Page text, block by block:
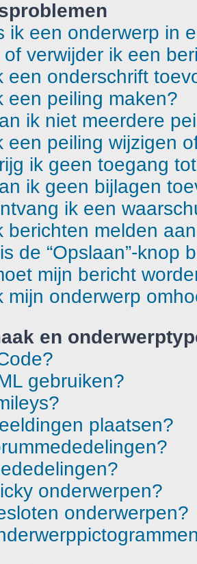
ik een onderwerp in
of verwijder ik een
een onderschrift
een peiling maken?
ik niet meerdere
een peiling wijzigen
ik geen toegang
ik geen bijlagen
ik een
berichten melden
de “Opslaan”-knop
mijn bericht
mijn onderwerp
en
gebruiken?
plaatsen?
onderwerpen?
onderwerpen?